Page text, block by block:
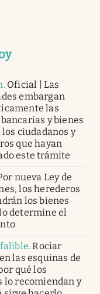
. Oficial | Las
embargan
las
y bienes
los ciudadanos y
que hayan
este trámite
nueva Ley de
los herederos
los bienes
determine el
.Rociar
las esquinas de
qué los
lo recomiendan y